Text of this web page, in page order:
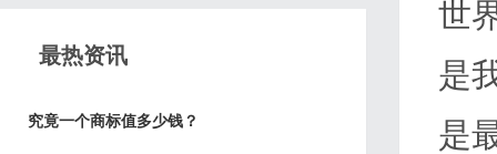
世
是
是
最热资讯
究竟一个商标值多少钱？